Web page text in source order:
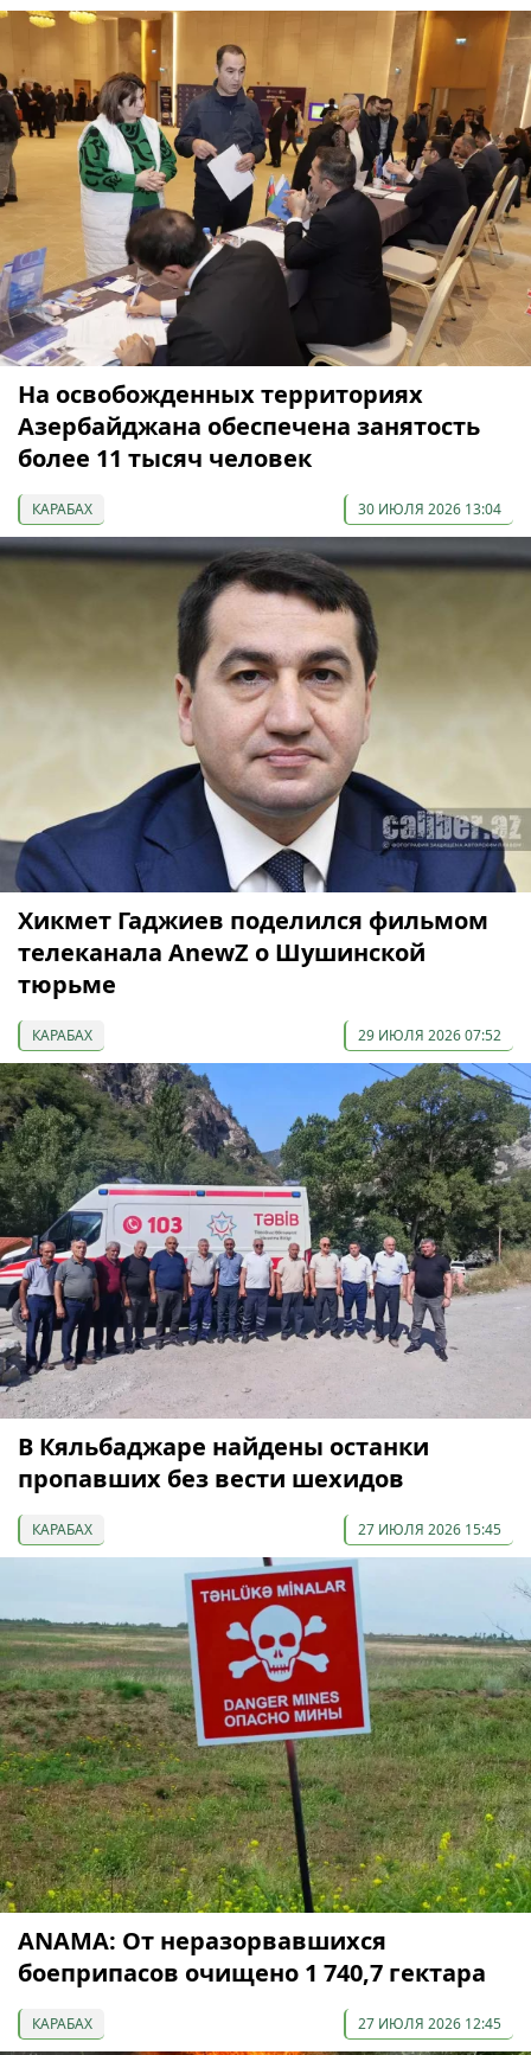
На освобожденных территориях
Азербайджана обеспечена занятость
более 11 тысяч человек
КАРАБАХ 30 ИЮЛЯ 2026 13:04
Хикмет Гаджиев поделился фильмом
телеканала AnewZ о Шушинской
тюрьме
КАРАБАХ 29 ИЮЛЯ 2026 07:52
В Кяльбаджаре найдены останки
пропавших без вести шехидов
КАРАБАХ 27 ИЮЛЯ 2026 15:45
ANAMA: От неразорвавшихся
боеприпасов очищено 1 740,7 гектара
КАРАБАХ 27 ИЮЛЯ 2026 12:45